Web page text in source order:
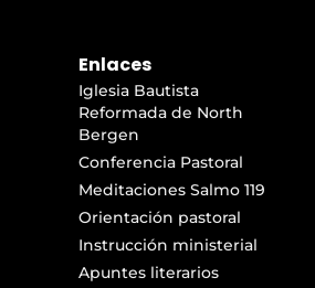
Enlaces
Iglesia Bautista
Reformada de North
Bergen
Conferencia Pastoral
Meditaciones Salmo 119
Orientación pastoral
Instrucción ministerial
Apuntes literarios